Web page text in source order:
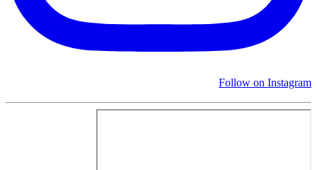
Follow on Instagram